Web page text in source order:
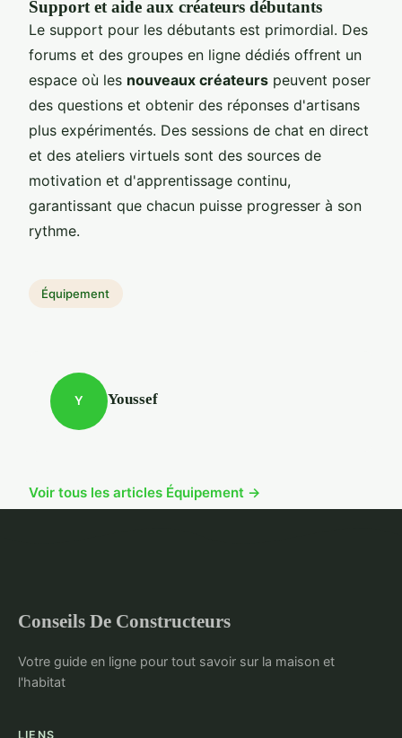
Support et aide aux créateurs débutants
Le support pour les débutants est primordial. Des
forums et des groupes en ligne dédiés offrent un
espace où les nouveaux créateurs peuvent poser
des questions et obtenir des réponses d'artisans
plus expérimentés. Des sessions de chat en direct
et des ateliers virtuels sont des sources de
motivation et d'apprentissage continu,
garantissant que chacun puisse progresser à son
rythme.
Équipement
Y Youssef
Voir tous les articles Équipement →
Conseils De Constructeurs
Votre guide en ligne pour tout savoir sur la maison et
l'habitat
LIENS